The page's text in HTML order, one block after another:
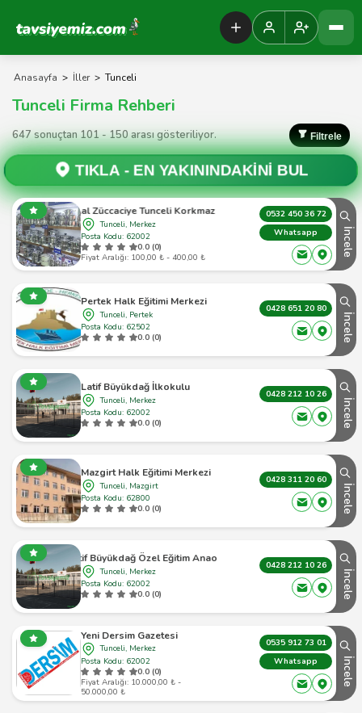
Tavsiyemiz Anasayfa
Anasayfa > İller > Tunceli
Tunceli Firma Rehberi
647 sonuçtan 101 - 150 arası gösteriliyor. Filtrele
TIKLA -EN YAKININDAKİNİ BUL
Celal Züccaciye Tunceli Korkmaz Bayii
Tunceli, Merkez
Posta Kodu: 62002
0.0 (0)
Fiyat Aralığı: 100,00 ₺ - 400,00 ₺
0532 450 36 72
Whatsapp
İncele
Pertek Halk Eğitimi Merkezi
Tunceli, Pertek
Posta Kodu: 62502
0.0 (0)
0428 651 20 80
İncele
Latif Büyükdağ İlkokulu
Tunceli, Merkez
Posta Kodu: 62002
0.0 (0)
0428 212 10 26
İncele
Mazgirt Halk Eğitimi Merkezi
Tunceli, Mazgirt
Posta Kodu: 62800
0.0 (0)
0428 311 20 60
İncele
Latif Büyükdağ Özel Eğitim Anaokulu
Tunceli, Merkez
Posta Kodu: 62002
0.0 (0)
0428 212 10 26
İncele
Yeni Dersim Gazetesi
Tunceli, Merkez
Posta Kodu: 62002
0.0 (0)
Fiyat Aralığı: 10.000,00 ₺ -
50.000,00 ₺
0535 912 73 01
Whatsapp
İncele